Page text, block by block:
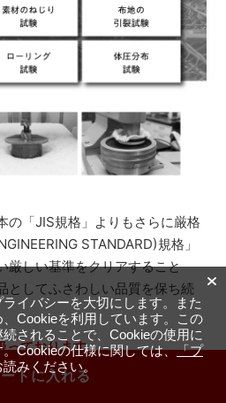
トに入れる
の「JIS規格」よりもさらに厳格
STANDARD)規格」
厳しい基準をクリアすること
としてふさわしい品質を保ち続
っております。
イバシーを大切にします。また
Cookieを利用しています。この
されることで、Cookieの使用に
Cookieの仕様に関しては、「プ
みください。